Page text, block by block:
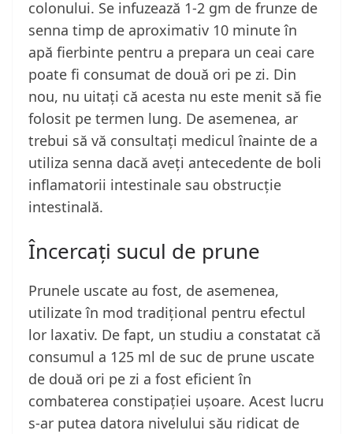
colonului. Se infuzează 1-2 gm de frunze de
senna timp de aproximativ 10 minute în
apă fierbinte pentru a prepara un ceai care
poate fi consumat de două ori pe zi. Din
nou, nu uitați că acesta nu este menit să fie
folosit pe termen lung. De asemenea, ar
trebui să vă consultați medicul înainte de a
utiliza senna dacă aveți antecedente de boli
inflamatorii intestinale sau obstrucție
intestinală.
Încercați sucul de prune
Prunele uscate au fost, de asemenea,
utilizate în mod tradițional pentru efectul
lor laxativ. De fapt, un studiu a constatat că
consumul a 125 ml de suc de prune uscate
de două ori pe zi a fost eficient în
combaterea constipației ușoare. Acest lucru
s-ar putea datora nivelului său ridicat de